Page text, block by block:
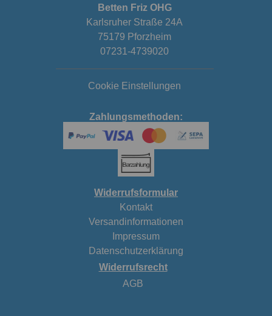
Betten Friz OHG
Karlsruher Straße 24A
75179 Pforzheim
07231-4739020
Cookie Einstellungen
Zahlungsmethoden:
Widerrufsformular
Kontakt
Versandinformationen
Impressum
Datenschutzerklärung
Widerrufsrecht
AGB